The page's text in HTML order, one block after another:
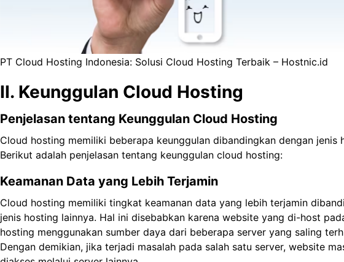
PT Cloud Hosting Indonesia: Solusi Cloud Hosting Terbaik – Hostnic.id
II. Keunggulan Cloud Hosting
Penjelasan tentang Keunggulan Cloud Hosting
Cloud hosting memiliki beberapa keunggulan dibandingkan dengan jenis
Berikut adalah penjelasan tentang keunggulan cloud hosting:
Keamanan Data yang Lebih Terjamin
Cloud hosting memiliki tingkat keamanan data yang lebih terjamin
jenis hosting lainnya. Hal ini disebabkan karena website yang di-host
hosting menggunakan sumber daya dari beberapa server yang saling
Dengan demikian, jika terjadi masalah pada salah satu server, website